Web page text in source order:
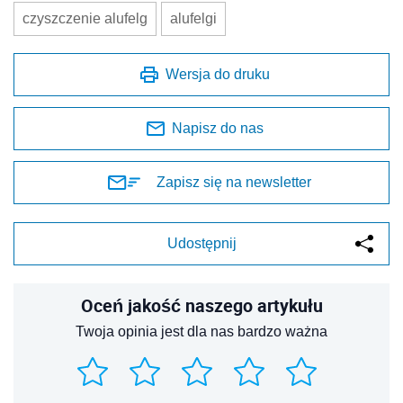
czyszczenie alufelg alufelgi
Wersja do druku
Napisz do nas
Zapisz się na newsletter
Udostępnij
Oceń jakość naszego artykułu
Twoja opinia jest dla nas bardzo ważna